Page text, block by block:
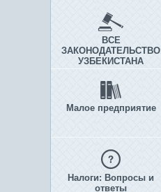
ВСЕ
ЗАКОНОДАТЕЛЬСТВО
УЗБЕКИСТАНА
Малое предприятие
Налоги: Вопросы и
ответы